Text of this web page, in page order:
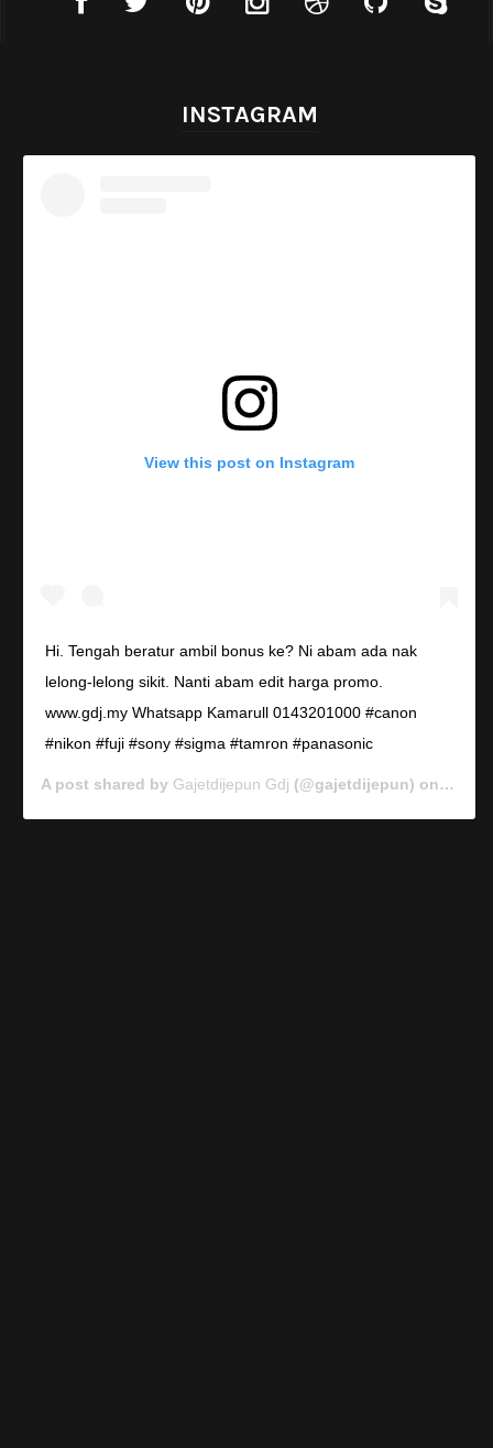
INSTAGRAM
View this post on Instagram
Hi. Tengah beratur ambil bonus ke? Ni abam ada nak
lelong-lelong sikit. Nanti abam edit harga promo.
www.gdj.my Whatsapp Kamarull 0143201000 #canon
#nikon #fuji #sony #sigma #tamron #panasonic
A post shared by Gajetdijepun Gdj (@gajetdijepun) on Jan 7,